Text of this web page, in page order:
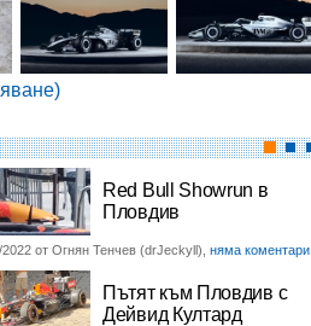
Red Bull Showrun в
Пловдив
от Огнян Тенчев (drJeckyll), няма коментари
Пътят към Пловдив с
Дейвид Култард